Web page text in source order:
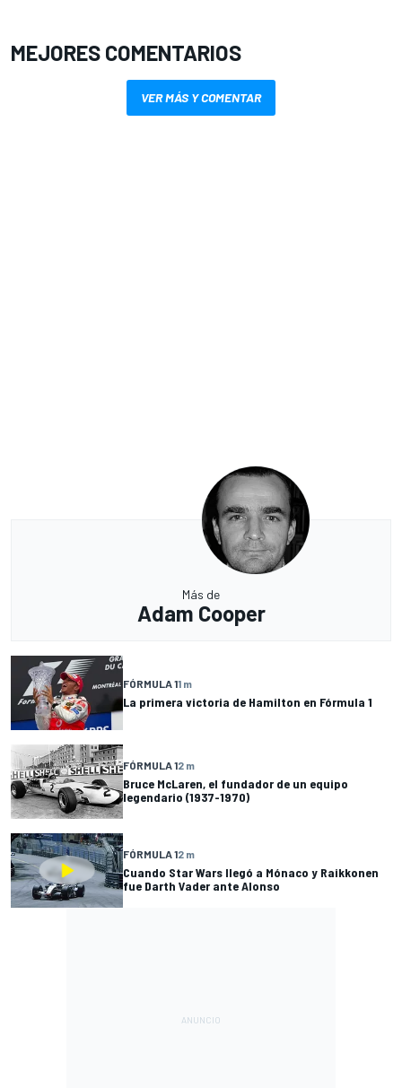
MEJORES COMENTARIOS
VER MÁS Y COMENTAR
Más de
Adam Cooper
FÓRMULA 11 m
La primera victoria de Hamilton en Fórmula 1
FÓRMULA 12 m
Bruce McLaren, el fundador de un equipo
legendario (1937-1970)
FÓRMULA 12 m
Cuando Star Wars llegó a Mónaco y Raikkonen
fue Darth Vader ante Alonso